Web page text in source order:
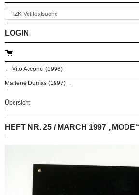
LOGIN
← Vito Acconci (1996)
Marlene Dumas (1997) →
Übersicht
HEFT NR. 25 / MARCH 1997 „MODE“